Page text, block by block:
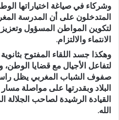
وشركاء في صياغة اختياراتها
المتدخلون على أن المدرسة
لتكوين المواطن المسؤول
الانتماء والالتزام.
وهكذا جسد اللقاء المفتوح
لتفاعل الأجيال مع قضايا
صفوف الشباب المغربي يظل
البلاد وبقدرتها على مواصلة
القيادة الرشيدة لصاحب
الله.